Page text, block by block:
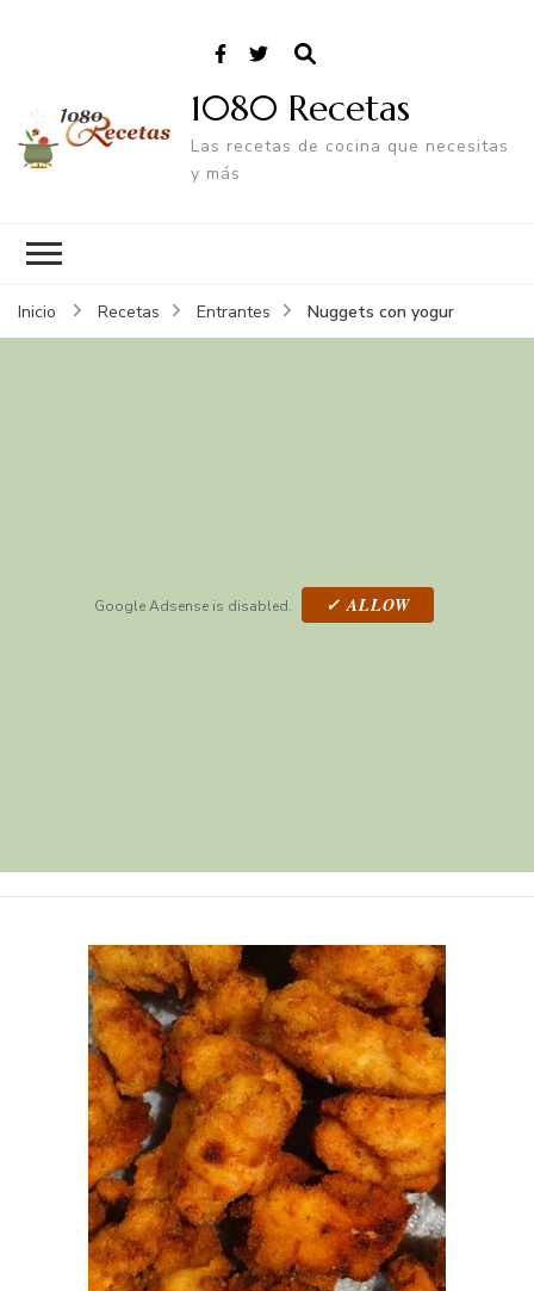
1080 Recetas
Las recetas de cocina que necesitas
y más
Inicio Recetas Entrantes Nuggets con yogur
Google Adsense is disabled. ✓ ALLOW